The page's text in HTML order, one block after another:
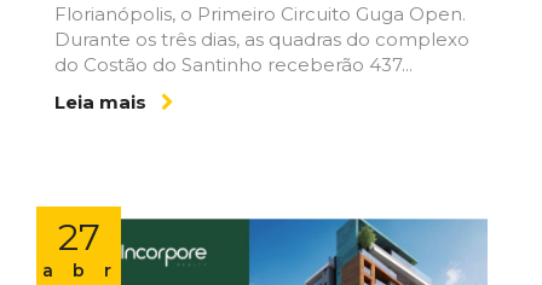
Florianópolis, o Primeiro Circuito Guga Open.
Durante os três dias, as quadras do complexo
do Costão do Santinho receberão 437...
Leia mais
27
abr